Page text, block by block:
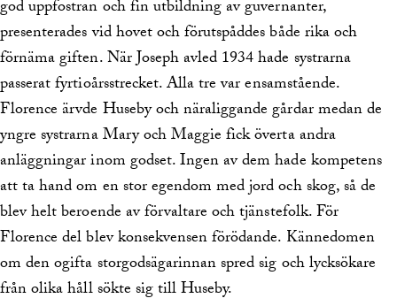
god uppfostran och fin utbildning av guvernanter,
presenterades vid hovet och förutspåddes både rika och
förnäma giften. När Joseph avled 1934 hade systrarna
passerat fyrtioårsstrecket. Alla tre var ensamstående.
Florence ärvde Huseby och näraliggande gårdar medan de
yngre systrarna Mary och Maggie fick överta andra
anläggningar inom godset. Ingen av dem hade kompetens
att ta hand om en stor egendom med jord och skog, så de
blev helt beroende av förvaltare och tjänstefolk. För
Florence del blev konsekvensen förödande. Kännedomen
om den ogifta storgodsägarinnan spred sig och lycksökare
från olika håll sökte sig till Huseby.